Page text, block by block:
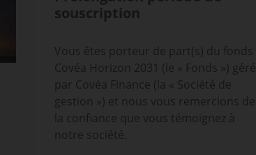
souscription
Vous êtes porteur de part(s) du fonds
Covéa Horizon 2031 (le « Fonds ») géré
par Covéa Finance (la « Société de
gestion ») et nous vous remercions de
la confiance que vous témoignez à
notre société.